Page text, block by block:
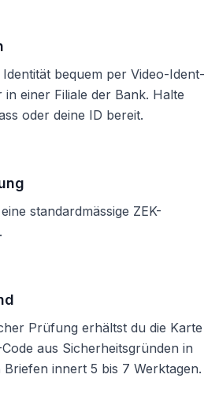
Identität bequem per Video-Ident-
einer Filiale der Bank. Halte
oder deine ID bereit.
standardmässige ZEK-
Prüfung erhältst du die Karte
aus Sicherheitsgründen in
Briefen innert 5 bis 7 Werktagen.